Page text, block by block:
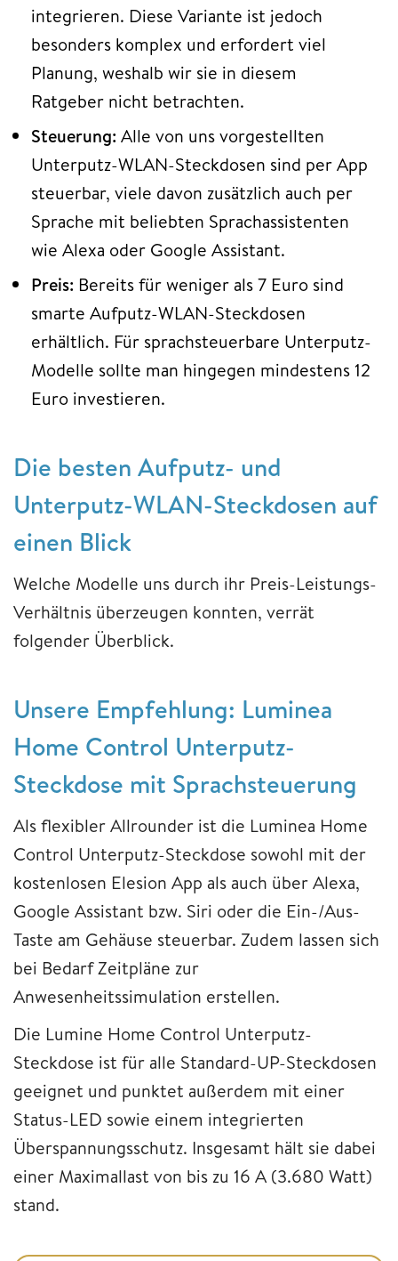
integrieren. Diese Variante ist jedoch
besonders komplex und erfordert viel
Planung, weshalb wir sie in diesem
Ratgeber nicht betrachten.
Steuerung: Alle von uns vorgestellten
Unterputz-WLAN-Steckdosen sind per App
steuerbar, viele davon zusätzlich auch per
Sprache mit beliebten Sprachassistenten
wie Alexa oder Google Assistant.
Preis: Bereits für weniger als 7 Euro sind
smarte Aufputz-WLAN-Steckdosen
erhältlich. Für sprachsteuerbare Unterputz-
Modelle sollte man hingegen mindestens 12
Euro investieren.
Die besten Aufputz- und
Unterputz-WLAN-Steckdosen auf
einen Blick
Welche Modelle uns durch ihr Preis-Leistungs-
Verhältnis überzeugen konnten, verrät
folgender Überblick.
Unsere Empfehlung: Luminea
Home Control Unterputz-
Steckdose mit Sprachsteuerung
Als flexibler Allrounder ist die Luminea Home
Control Unterputz-Steckdose sowohl mit der
kostenlosen Elesion App als auch über Alexa,
Google Assistant bzw. Siri oder die Ein-/Aus-
Taste am Gehäuse steuerbar. Zudem lassen sich
bei Bedarf Zeitpläne zur
Anwesenheitssimulation erstellen.
Die Lumine Home Control Unterputz-
Steckdose ist für alle Standard-UP-Steckdosen
geeignet und punktet außerdem mit einer
Status-LED sowie einem integrierten
Überspannungsschutz. Insgesamt hält sie dabei
einer Maximallast von bis zu 16 A (3.680 Watt)
stand.